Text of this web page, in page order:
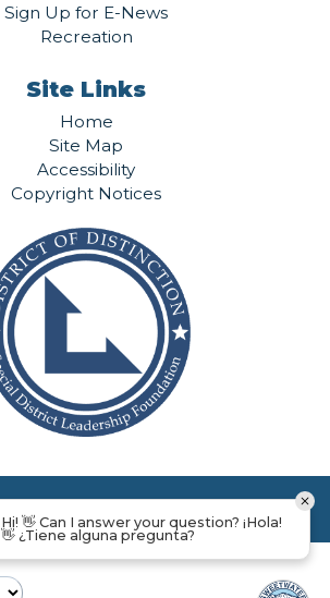
Sign Up for E-News
Recreation
Site Links
Home
Site Map
Accessibility
Copyright Notices
Hi! 👋 Can I answer your question? ¡Hola!
👋 ¿Tiene alguna pregunta?